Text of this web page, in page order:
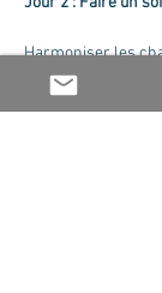
Harmoniser les
Lithothérapie,